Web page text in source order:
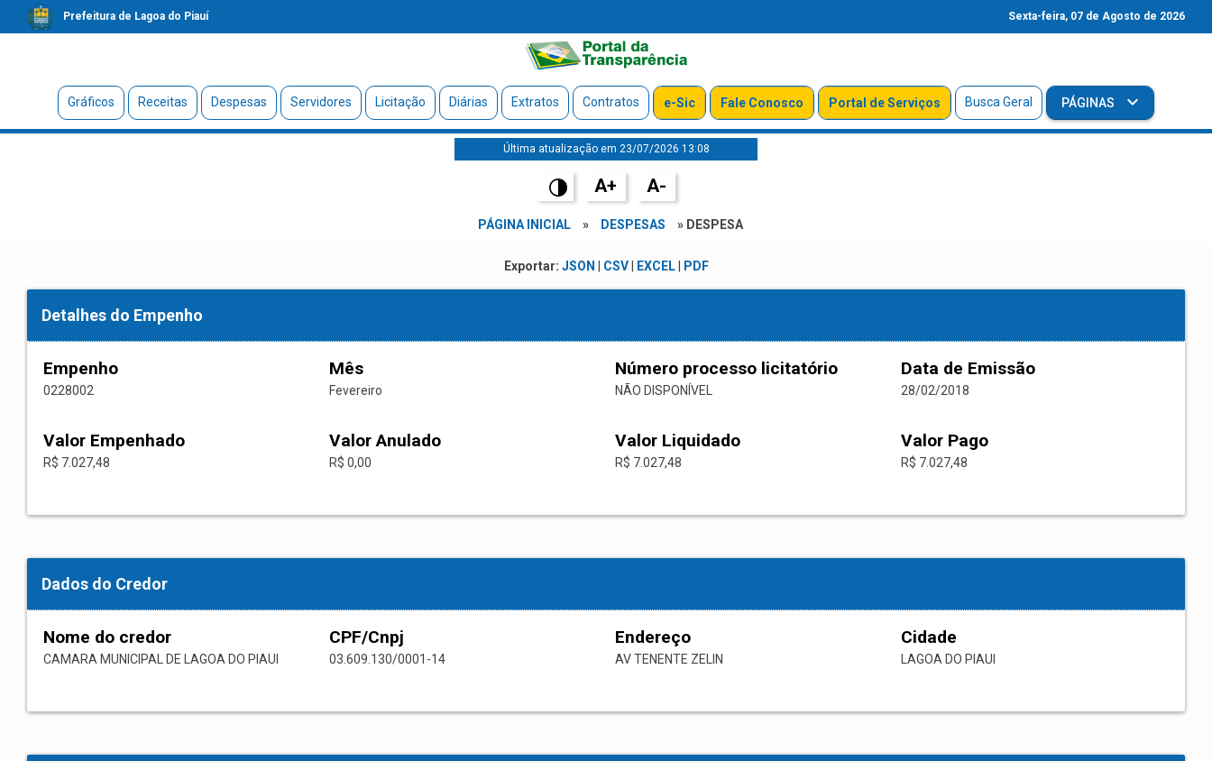
Prefeitura de Lagoa do Piauí Sexta-feira, 07 de Agosto de 2026
Gráficos Receitas Despesas Servidores Licitação Diárias Extratos Contratos e-Sic Fale Conosco Portal de Serviços Busca Geral PÁGINAS
Última atualização em 23/07/2026 13:08
A+ A-
PÁGINA INICIAL » DESPESAS » DESPESA
Exportar: JSON CSV| EXCEL| PDF
Detalhes do Empenho
Empenho
0228002
Mês
Fevereiro
Número processo licitatório
NÃO DISPONÍVEL
Data de Emissão
28/02/2018
Valor Empenhado
R$ 7.027,48
Valor Anulado
R$ 0,00
Valor Liquidado
R$ 7.027,48
Valor Pago
R$ 7.027,48
Dados do Credor
Nome do credor
CAMARA MUNICIPAL DE LAGOA DO PIAUI
CPF/Cnpj
03.609.130/0001-14
Endereço
AV TENENTE ZELIN
Cidade
LAGOA DO PIAUI